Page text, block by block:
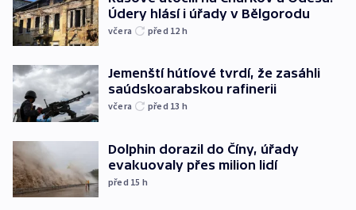
Údery hlásí i úřady v Bělgorodu
včera před 12 h
Jemenští hútíové tvrdí, že zasáhli
saúdskoarabskou rafinerii
včera před 13 h
Dolphin dorazil do Číny, úřady
evakuovaly přes milion lidí
před 15 h